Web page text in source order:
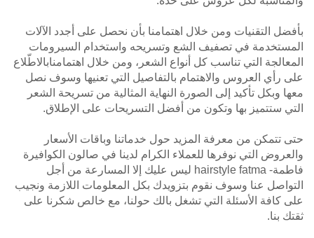
بأفضل التقنيات ومن خلال اهتمامنا بأن نحصل على أجدد الآلات
المستخدمة في تصفيف الشع وتسريحه واستخدام السيرومات
المعالجة التي تناسب كل أنواع الشعر، ومن خلال اهتمامنابالاطّلاع
على رأي العروس والاهتمام بالتفاصيل التي تعنيها وسوف نصل
معها وبكل تأكيد إلى الصورة النهاية المثالية من تسريحة الشعر
التي ستتميز بها وتكون من أفضل التسريحات على الإطلاق.
حتى تتمكن من معرفة المزيد حول خدماتنا وباقات الأسعار
والعروض التي نوفرها للعملاء الكرام لدينا في صالون الكوافيرة
فاطمة- hairstyle fatma ليس عليك إلا المسارعة من أجل
التواصل عنا وسوف نقوم بتزويدك بكل المعلومات اللازمة ونجيب
على كافة الأسئلة التي تشغل بالك حولنا، مع خالص شكرنا على
ثقتك بنا.